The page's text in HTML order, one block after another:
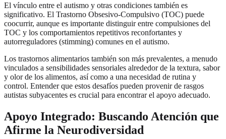
El vínculo entre el autismo y otras condiciones también es
significativo. El Trastorno Obsesivo-Compulsivo (TOC) puede
coocurrir, aunque es importante distinguir entre compulsiones del
TOC y los comportamientos repetitivos reconfortantes y
autorreguladores (stimming) comunes en el autismo.
Los trastornos alimentarios también son más prevalentes, a menudo
vinculados a sensibilidades sensoriales alrededor de la textura, sabor
y olor de los alimentos, así como a una necesidad de rutina y
control. Entender que estos desafíos pueden provenir de rasgos
autistas subyacentes es crucial para encontrar el apoyo adecuado.
Apoyo Integrado: Buscando Atención que
Afirme la Neurodiversidad